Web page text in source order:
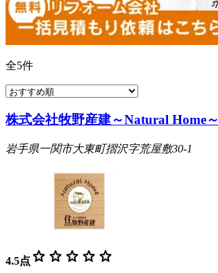
全5件
株式会社牧野産建～Natural Home～
岩手県一関市大東町摺沢字荒屋敷30-1
4.5点 star star star star star